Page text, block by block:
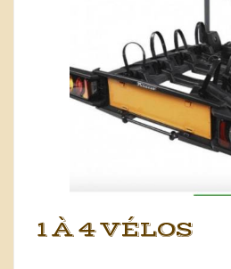
1 À 4 VÉLOS